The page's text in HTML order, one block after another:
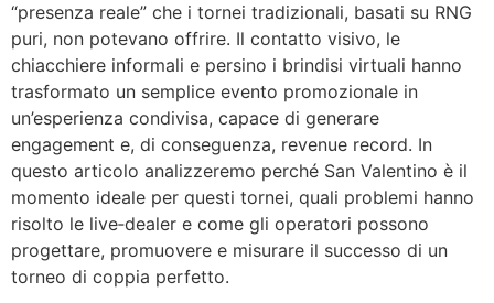
“presenza reale” che i tornei tradizionali, basati su RNG
puri, non potevano offrire. Il contatto visivo, le
chiacchiere informali e persino i brindisi virtuali hanno
trasformato un semplice evento promozionale in
un’esperienza condivisa, capace di generare
engagement e, di conseguenza, revenue record. In
questo articolo analizzeremo perché San Valentino è il
momento ideale per questi tornei, quali problemi hanno
risolto le live‑dealer e come gli operatori possono
progettare, promuovere e misurare il successo di un
torneo di coppia perfetto.